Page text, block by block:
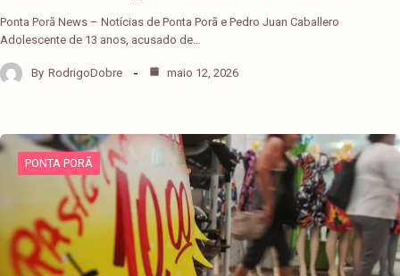
Ponta Porã News – Notícias de Ponta Porã e Pedro Juan Caballero
Adolescente de 13 anos, acusado de…
By RodrigoDobre maio 12, 2026
PONTA PORÃ